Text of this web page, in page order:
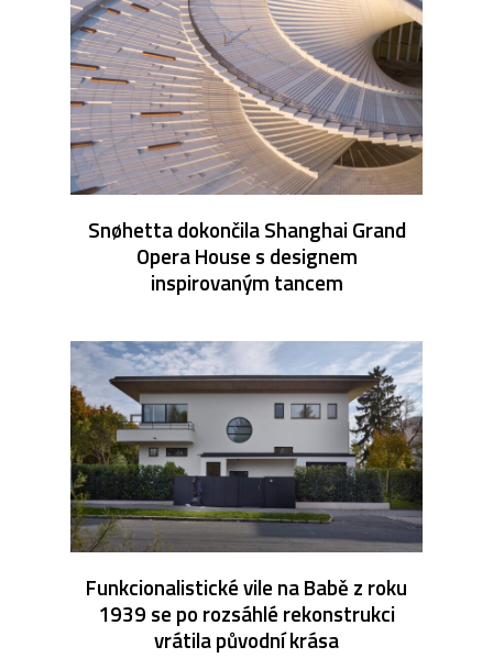
Snøhetta dokončila Shanghai Grand
Opera House s designem
inspirovaným tancem
Funkcionalistické vile na Babě z roku
1939 se po rozsáhlé rekonstrukci
vrátila původní krása